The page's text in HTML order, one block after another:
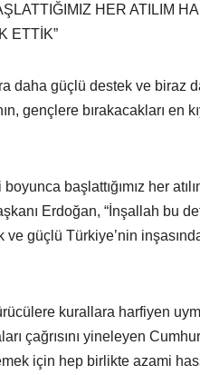
HER ATILIM
ETTİK”
daha güçlü destek ve biraz
gençlere bırakacakları en
başlattığımız her
Erdoğan, “İnşallah bu
güçlü Türkiye’nin
kurallara harfiyen
çağrısını yineleyen
için hep birlikte azami